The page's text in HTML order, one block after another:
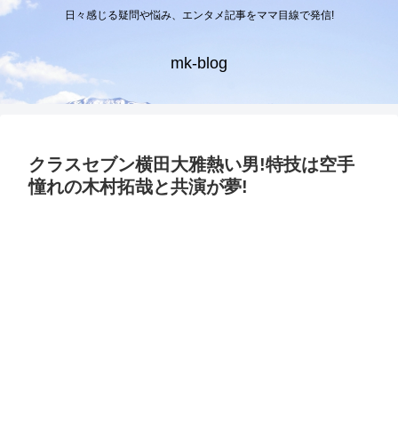
日々感じる疑問や悩み、エンタメ記事をママ目線で発信!
mk-blog
クラスセブン横田大雅熱い男!特技は空手
憧れの木村拓哉と共演が夢!